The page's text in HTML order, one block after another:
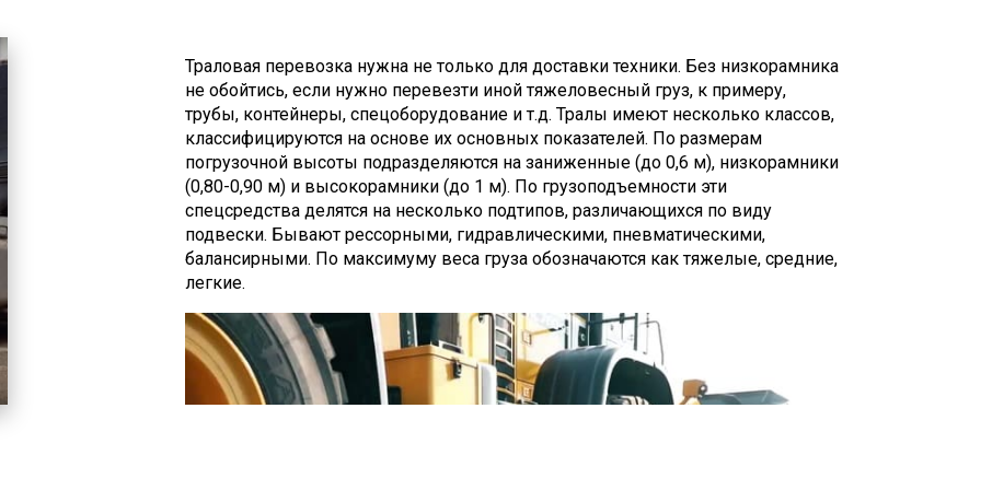
большой высоты под мостами.
Траловая перевозка нужна не только для доставки техники. Без низкорамника
не обойтись, если нужно перевезти иной тяжеловесный груз, к примеру,
трубы, контейнеры, спецоборудование и т.д. Тралы имеют несколько классов,
классифицируются на основе их основных показателей. По размерам
погрузочной высоты подразделяются на заниженные (до 0,6 м), низкорамники
(0,80-0,90 м) и высокорамники (до 1 м). По грузоподъемности эти
спецсредства делятся на несколько подтипов, различающихся по виду
подвески. Бывают рессорными, гидравлическими, пневматическими,
балансирными. По максимуму веса груза обозначаются как тяжелые, средние,
легкие.